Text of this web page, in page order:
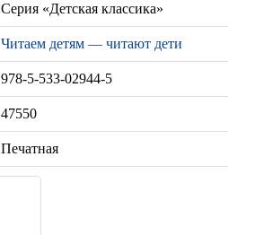
Серия «Детская классика»
Читаем детям — читают дети
978-5-533-02944-5
47550
Печатная